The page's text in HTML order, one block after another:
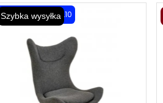
Szybka wysyłka
-10% z kodem HAL10